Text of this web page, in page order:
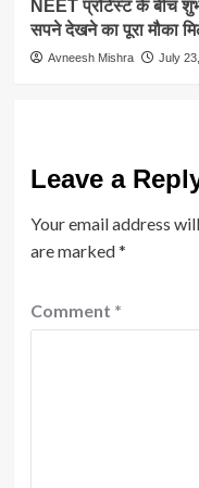
NEET प्रोटेस्ट के बीच
सपने देखने का पूरा मौका
Avneesh Mishra July
Leave a
Your email address
are marked*
Comment *